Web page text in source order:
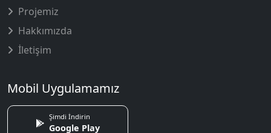
Projemiz
Hakkımızda
İletişim
Mobil Uygulamamız
Şimdi İndirin
Google Play